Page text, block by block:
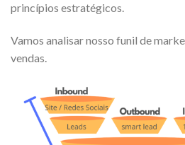
princípios estratégicos.
Vamos analisar nosso funil de
vendas.